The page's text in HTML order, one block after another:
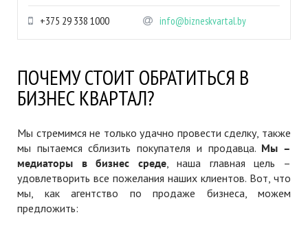
+375 29 338 1000 info@bizneskvartal.by
ПОЧЕМУ СТОИТ ОБРАТИТЬСЯ В
БИЗНЕС КВАРТАЛ?
Мы стремимся не только удачно провести сделку, также
мы пытаемся сблизить покупателя и продавца. Мы –
медиаторы в бизнес среде, наша главная цель –
удовлетворить все пожелания наших клиентов. Вот, что
мы, как агентство по продаже бизнеса, можем
предложить: